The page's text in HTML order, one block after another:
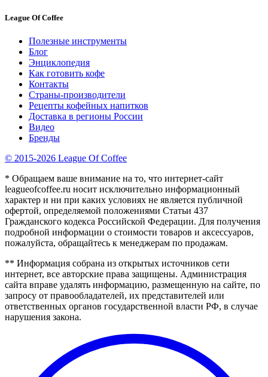
League Of Coffee
Полезные инструменты
Блог
Энциклопедия
Как готовить кофе
Контакты
Страны-производители
Рецепты кофейных напитков
Доставка в регионы России
Видео
Бренды
© 2015-2026 League Of Coffee
* Обращаем ваше внимание на то, что интернет-сайт
leagueofcoffee.ru носит исключительно информационный
характер и ни при каких условиях не является публичной
офертой, определяемой положениями Статьи 437
Гражданского кодекса Российской Федерации. Для получения
подробной информации о стоимости товаров и аксессуаров,
пожалуйста, обращайтесь к менеджерам по продажам.
** Информация собрана из открытых источников сети
интернет, все авторские права защищены. Администрация
сайта вправе удалять информацию, размещенную на сайте, по
запросу от правообладателей, их представителей или
ответственных органов государственной власти РФ, в случае
нарушения закона.